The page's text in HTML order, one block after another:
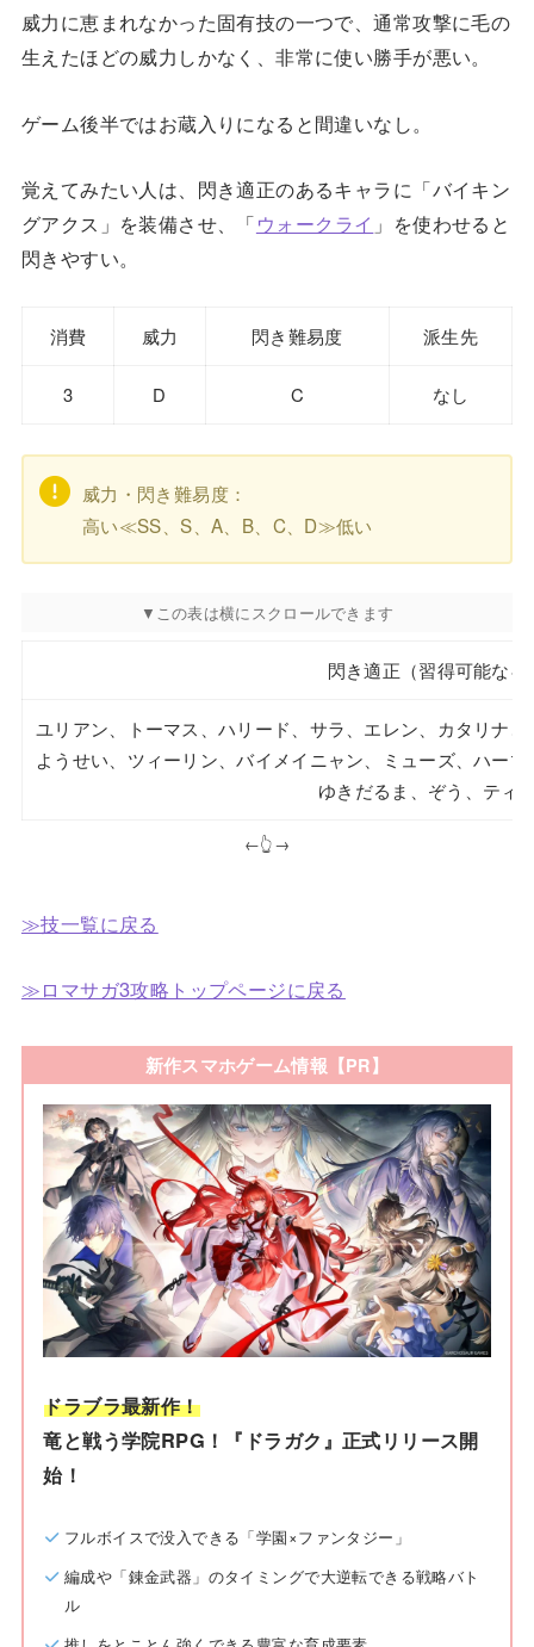
威力に恵まれなかった固有技の一つで、通常攻撃に毛の
生えたほどの威力しかなく、非常に使い勝手が悪い。
ゲーム後半ではお蔵入りになると間違いなし。
覚えてみたい人は、閃き適正のあるキャラに「バイキン
グアクス」を装備させ、「ウォークライ 」を使わせると
閃きやすい。
消費 威力 閃き難易度 派生先
3 D C なし
威力・閃き難易度：
高い≪SS、S、A、B、C、D≫低い
閃き適正（習得可能なキ
ユリアン、トーマス、ハリード、サラ、エレン、カタリナ
ようせい、ツィーリン、バイメイニャン、ミューズ、ハー
ゆきだるま、ぞう、ティ
←👆→
≫技一覧に戻る
≫ロマサガ3攻略トップページに戻る
新作スマホゲーム情報【PR】
ドラブラ最新作！
竜と戦う学院RPG！『ドラガク』正式リリース開
始！
フルボイスで没入できる「学園×ファンタジー」
編成や「錬金武器」のタイミングで大逆転できる戦略バト
ル